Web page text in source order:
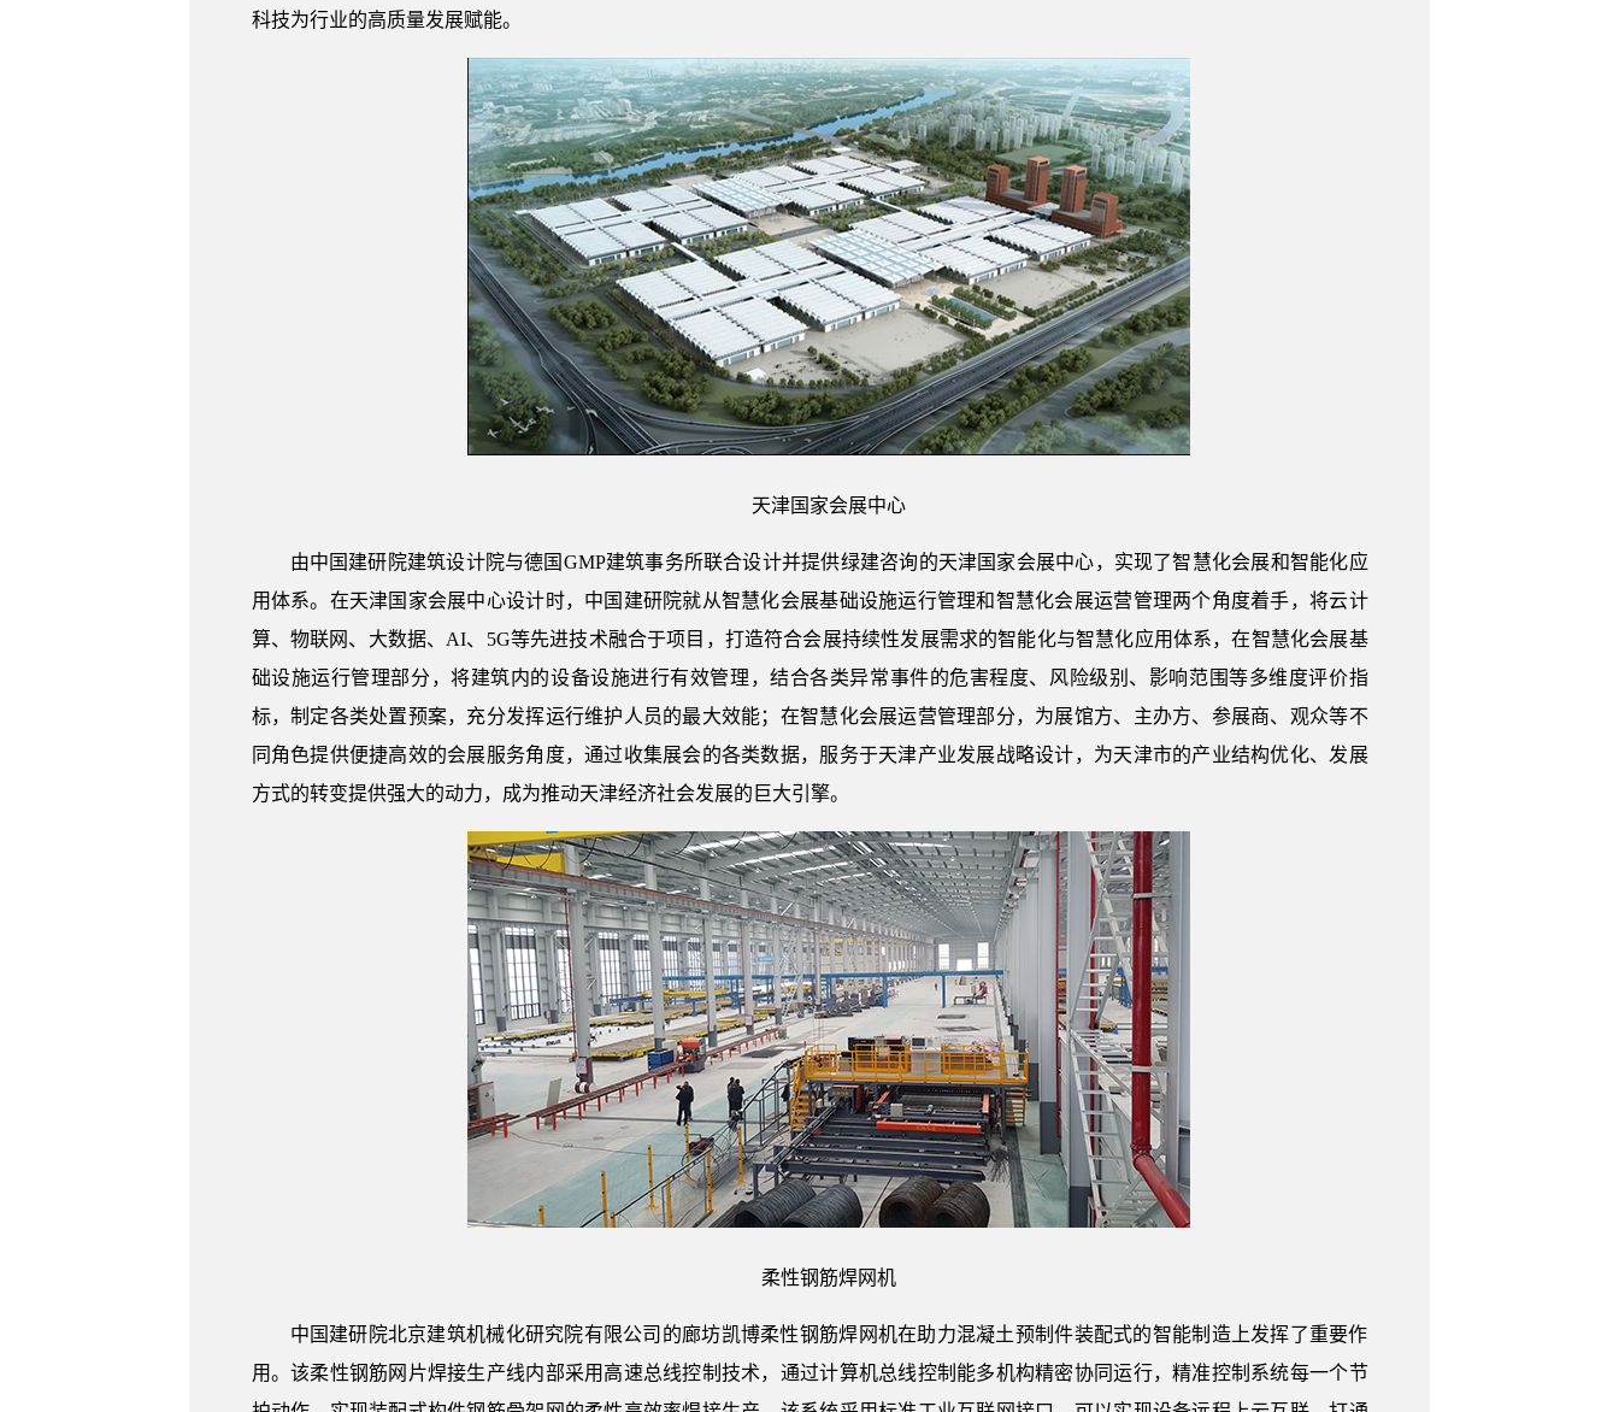
科技为行业的高质量发展赋能。
天津国家会展中心
由中国建研院建筑设计院与德国GMP建筑事务所联合设计并提供绿建咨询的天津国家会展中心，实现了智慧化会展和智能化应
用体系。在天津国家会展中心设计时，中国建研院就从智慧化会展基础设施运行管理和智慧化会展运营管理两个角度着手，将云计
算、物联网、大数据、AI、5G等先进技术融合于项目，打造符合会展持续性发展需求的智能化与智慧化应用体系，在智慧化会展基
础设施运行管理部分，将建筑内的设备设施进行有效管理，结合各类异常事件的危害程度、风险级别、影响范围等多维度评价指
标，制定各类处置预案，充分发挥运行维护人员的最大效能；在智慧化会展运营管理部分，为展馆方、主办方、参展商、观众等不
同角色提供便捷高效的会展服务角度，通过收集展会的各类数据，服务于天津产业发展战略设计，为天津市的产业结构优化、发展
方式的转变提供强大的动力，成为推动天津经济社会发展的巨大引擎。
柔性钢筋焊网机
中国建研院北京建筑机械化研究院有限公司的廊坊凯博柔性钢筋焊网机在助力混凝土预制件装配式的智能制造上发挥了重要作
用。该柔性钢筋网片焊接生产线内部采用高速总线控制技术，通过计算机总线控制能多机构精密协同运行，精准控制系统每一个节